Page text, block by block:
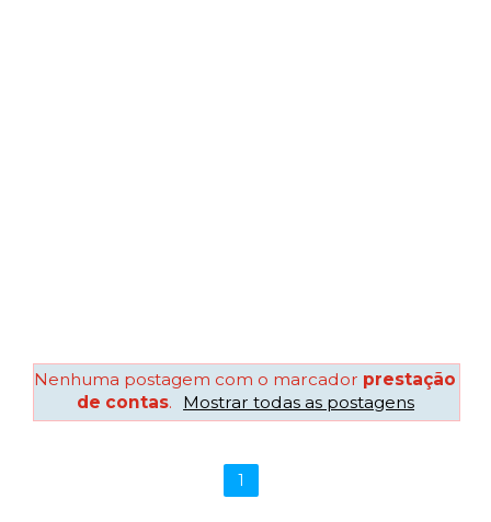
Nenhuma postagem com o marcador prestação
de contas. Mostrar todas as postagens
1